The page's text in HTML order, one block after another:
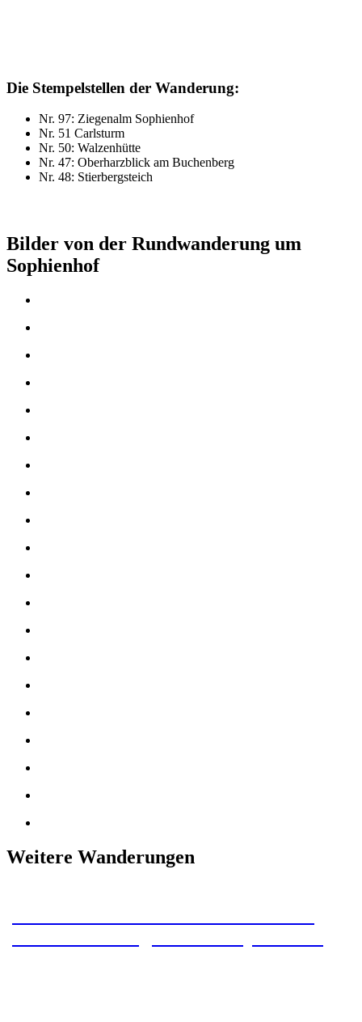
Die Stempelstellen der Wanderung:
Nr. 97: Ziegenalm Sophienhof
Nr. 51 Carlsturm
Nr. 50: Walzenhütte
Nr. 47: Oberharzblick am Buchenberg
Nr. 48: Stierbergsteich
Bilder von der Rundwanderung um
Sophienhof
Weitere Wanderungen